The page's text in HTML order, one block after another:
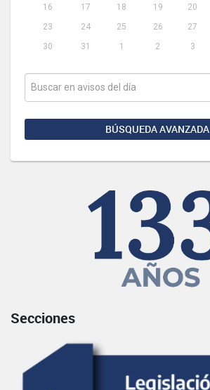
16
17 18 19 20
23
24 25 26 27
30
31 1 2 3
BÚSQUEDA AVANZADA
Secciones